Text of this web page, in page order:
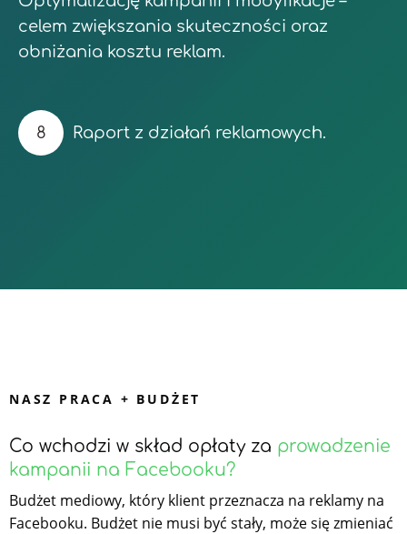
celem zwiększania skuteczności oraz
obniżania kosztu reklam.
Raport z działań reklamowych.
NASZ PRACA + BUDŻET
Co wchodzi w skład opłaty za prowadzenie
kampanii na Facebooku?
Budżet mediowy, który klient przeznacza na reklamy na
Facebooku. Budżet nie musi być stały, może się zmieniać